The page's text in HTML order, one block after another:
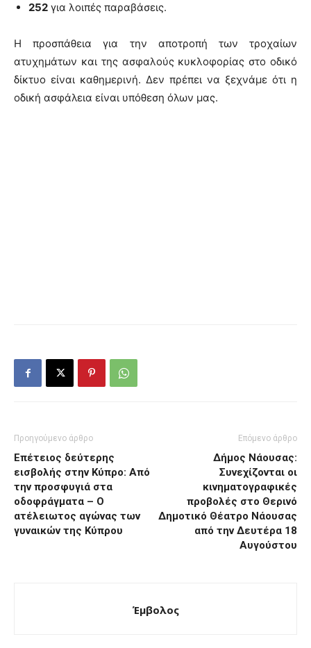
252 για λοιπές παραβάσεις.
Η προσπάθεια για την αποτροπή των τροχαίων
ατυχημάτων και της ασφαλούς κυκλοφορίας στο οδικό
δίκτυο είναι καθημερινή. Δεν πρέπει να ξεχνάμε ότι η
οδική ασφάλεια είναι υπόθεση όλων μας.
Προηγούμενο άρθρο
Επέτειος δεύτερης
εισβολής στην Κύπρο: Από
την προσφυγιά στα
οδοφράγματα – Ο
ατέλειωτος αγώνας των
γυναικών της Κύπρου
Επόμενο άρθρο
Δήμος Νάουσας:
Συνεχίζονται οι
κινηματογραφικές
προβολές στο Θερινό
Δημοτικό Θέατρο Νάουσας
από την Δευτέρα 18
Αυγούστου
Έμβολος